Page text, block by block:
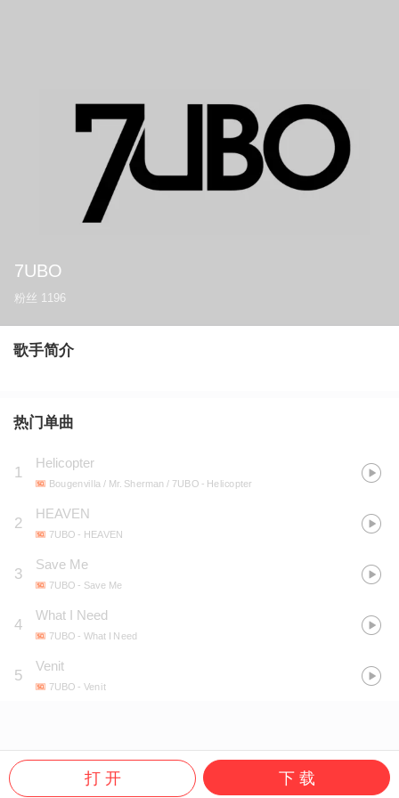
7UBO
粉丝 1196
歌手简介
热门单曲
1
Helicopter
Bougenvilla / Mr. Sherman / 7UBO- Helicopter
2
HEAVEN
7UBO - HEAVEN
3
Save Me
7UBO - Save Me
4
What I Need
7UBO - What I Need
5
Venit
7UBO - Venit
打 开 下 载